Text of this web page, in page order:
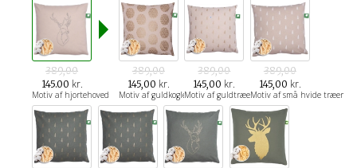
389,00
145.00 kr.
Motiv af hjortehoved
389,00
145,00 kr.
Motiv af guldkogler
389,00
145,00 kr.
Motiv af guldtræer
389,00
145,00 kr.
Motiv af små hvide træer